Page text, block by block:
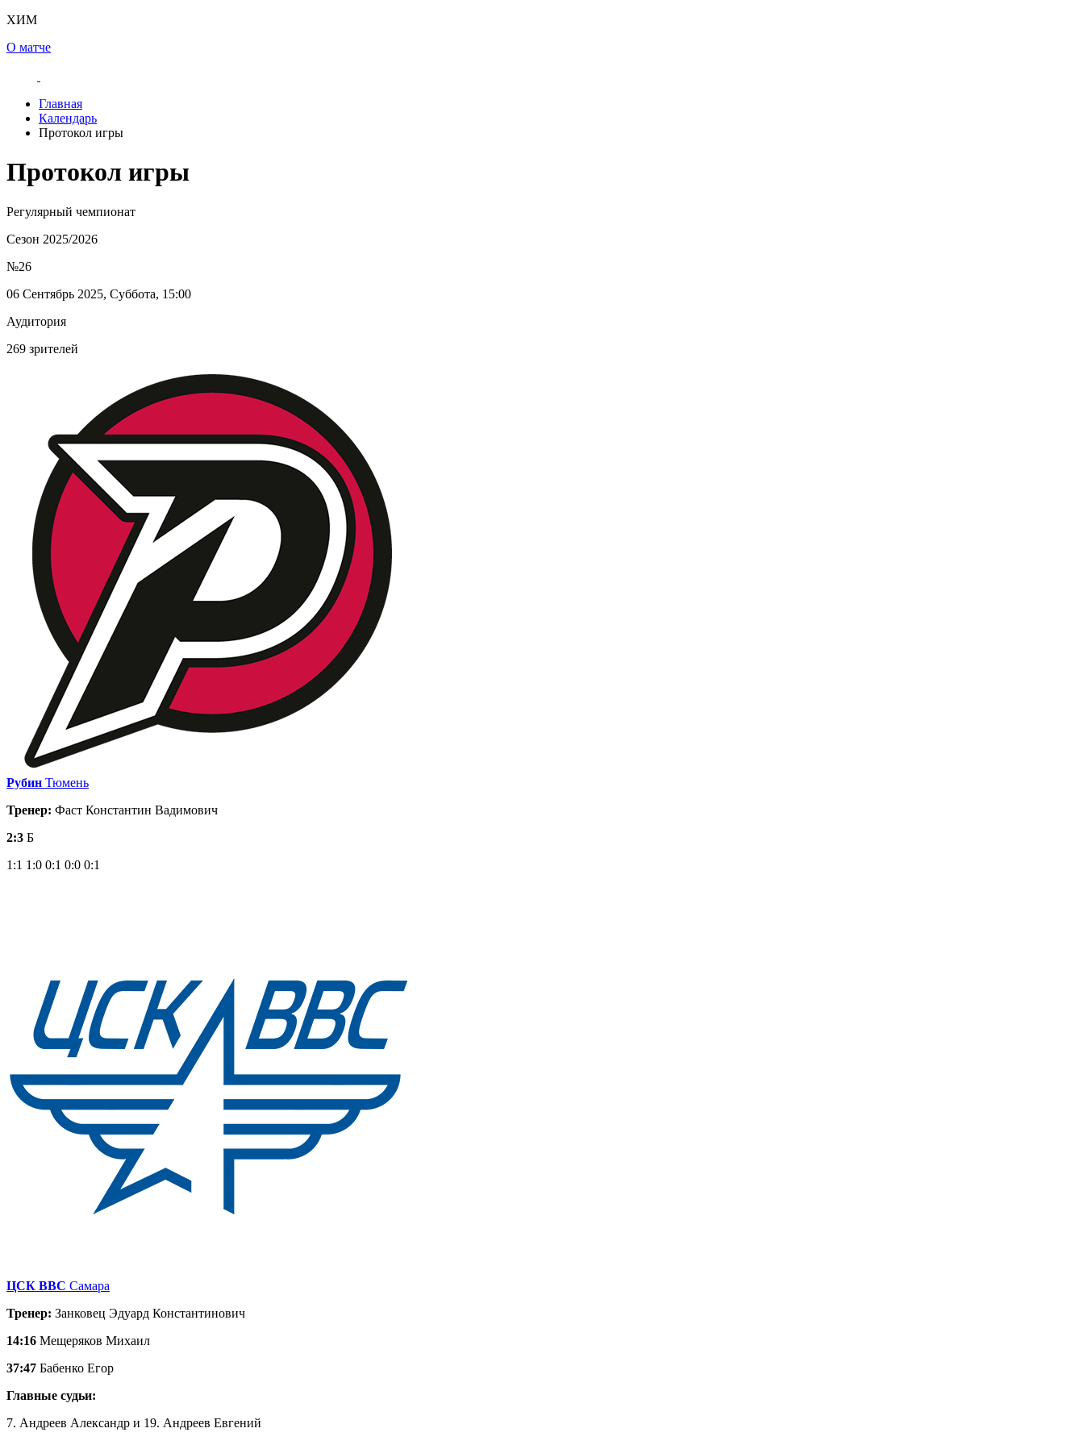
ХИМ
О матче
Главная
Календарь
Протокол игры
Протокол игры
Регулярный чемпионат
Сезон 2025/2026
№26
06 Сентябрь 2025, Суббота, 15:00
Аудитория
269 зрителей
Рубин Тюмень
Тренер: Фаст Константин Вадимович
2:3 Б
1:1 1:0 0:1 0:0 0:1
ЦСК ВВС Самара
Тренер: Занковец Эдуард Константинович
14:16 Мещеряков Михаил
37:47 Бабенко Егор
Главные судьи:
7. Андреев Александр и 19. Андреев Евгений